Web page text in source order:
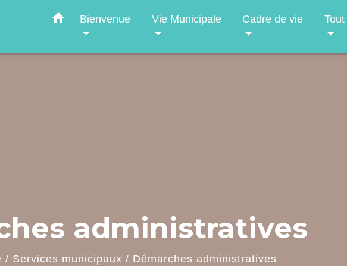
home Bienvenue Vie Municipale Cadre de vie
administratives
/ Services municipaux / Démarches administratives